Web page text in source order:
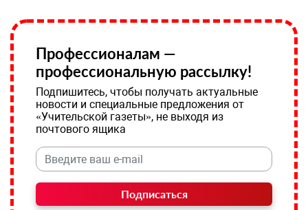
Профессионалам —
профессиональную рассылку!
Подпишитесь, чтобы получать актуальные
новости и специальные предложения от
«Учительской газеты», не выходя из
почтового ящика
Подписаться